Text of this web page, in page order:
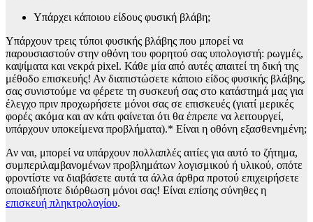
Υπάρχει κάποιου είδους φυσική βλάβη;
Υπάρχουν τρεις τύποι φυσικής βλάβης που μπορεί να
παρουσιαστούν στην οθόνη του φορητού σας υπολογιστή: ρωγμές,
καψίματα και νεκρά pixel. Κάθε μία από αυτές απαιτεί τη δική της
μέθοδο επισκευής! Αν διαπιστώσετε κάποιο είδος φυσικής βλάβης,
σας συνιστούμε να φέρετε τη συσκευή σας στο κατάστημά μας για
έλεγχο πριν προχωρήσετε μόνοι σας σε επισκευές (γιατί μερικές
φορές ακόμα και αν κάτι φαίνεται ότι θα έπρεπε να λειτουργεί,
υπάρχουν υποκείμενα προβλήματα).* Είναι η οθόνη εξασθενημένη;
Αν ναι, μπορεί να υπάρχουν πολλαπλές αιτίες για αυτό το ζήτημα,
συμπεριλαμβανομένων προβλημάτων λογισμικού ή υλικού, οπότε
φροντίστε να διαβάσετε αυτά τα άλλα άρθρα προτού επιχειρήσετε
οποιαδήποτε διόρθωση μόνοι σας! Είναι επίσης σύνηθες η
επισκευή πληκτρολογίου.